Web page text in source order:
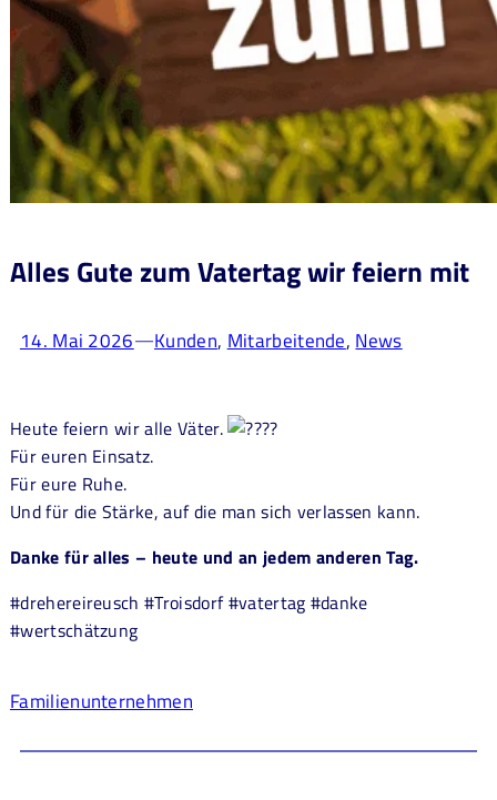
Alles Gute zum Vatertag wir feiern mit
14. Mai 2026—Kunden, Mitarbeitende, News
Heute feiern wir alle Väter.
Für euren Einsatz.
Für eure Ruhe.
Und für die Stärke, auf die man sich verlassen kann.
Danke für alles – heute und an jedem anderen Tag.
#drehereireusch #Troisdorf #vatertag #danke
#wertschätzung
Familienunternehmen